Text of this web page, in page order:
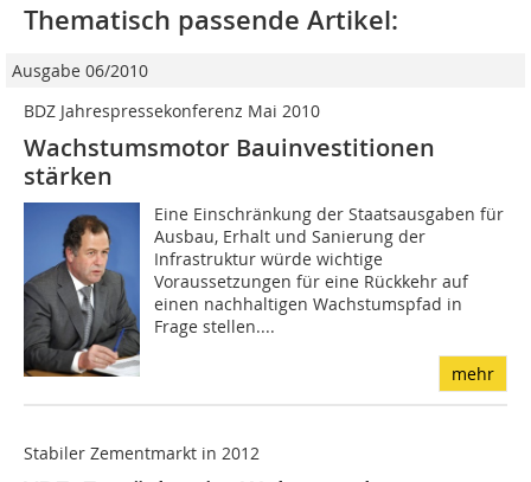
Thematisch passende Artikel:
Ausgabe 06/2010
BDZ Jahrespressekonferenz Mai 2010
Wachstumsmotor Bauinvestitionen
stärken
Eine Einschränkung der Staatsausgaben für
Ausbau, Erhalt und Sanierung der
Infrastruktur würde wichtige
Voraussetzungen für eine Rückkehr auf
einen nachhaltigen Wachstumspfad in
Frage stellen....
mehr
Stabiler Zementmarkt in 2012